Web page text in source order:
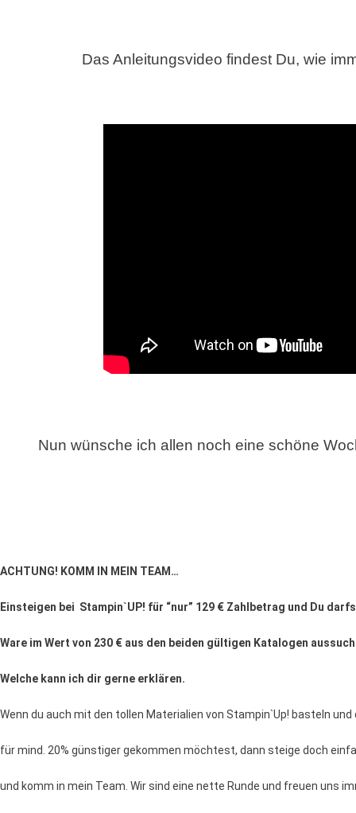
Das Anleitungsvideo findest Du, wie
Nun wünsche ich allen noch eine schöne
ACHTUNG! KOMM IN MEIN TEAM…
Einsteigen bei Stampin`UP! für “nur” 129 € Zahlbetrag und Du
Ware im Wert von 230 € aus den beiden gültigen Katalogen
Welche kann ich dir gerne erklären.
Wenn du auch mit den tollen Materialien von Stampin`Up! basteln und
für mind. 20% günstiger gekommen möchtest, dann steige doch
und komm in mein Team. Wir sind eine nette Runde und freuen uns